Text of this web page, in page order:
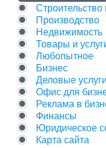
Производство
Недвижимость
Товары и
Любопытное
Бизнес
Деловые услуги
Офис для
Реклама в
Финансы
Юридическое
Карта сайта